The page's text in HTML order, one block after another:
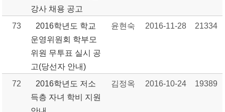
강사 채용 공고
73
2016학년도 학교
운영위원회 학부모
위원 무투표 실시 공
고(당선자 안내)
윤현숙 2016-11-28 21334
72
2016학년도 저소
득층 자녀 학비 지원
김정옥 2016-10-24 19389